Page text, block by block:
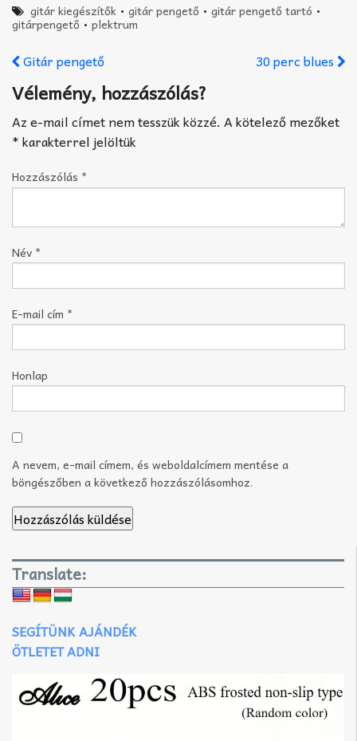
gitár kiegészítők •gitár pengető •gitár pengető tartó •
gitárpengető • plektrum
Gitár pengető 30 perc blues
Vélemény, hozzászólás?
Az e-mail címet nem tesszük közzé. A kötelező mezőket
*karakterrel jelöltük
Hozzászólás *
Név *
E-mail cím *
Honlap
A nevem, e-mail címem, és weboldalcímem mentése a
böngészőben a következő hozzászólásomhoz.
Translate:
SEGÍTÜNK AJÁNDÉK
ÖTLETET ADNI